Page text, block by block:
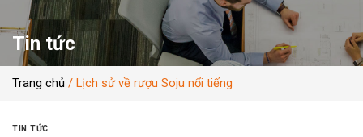
Tin tức
Trang chủ / Lịch sử về rượu Soju nổi tiếng
TIN TỨC